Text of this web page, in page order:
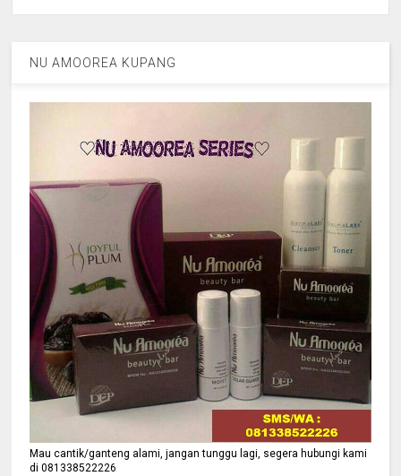
NU AMOOREA KUPANG
Mau cantik/ganteng alami, jangan tunggu lagi, segera hubungi kami
di 081338522226